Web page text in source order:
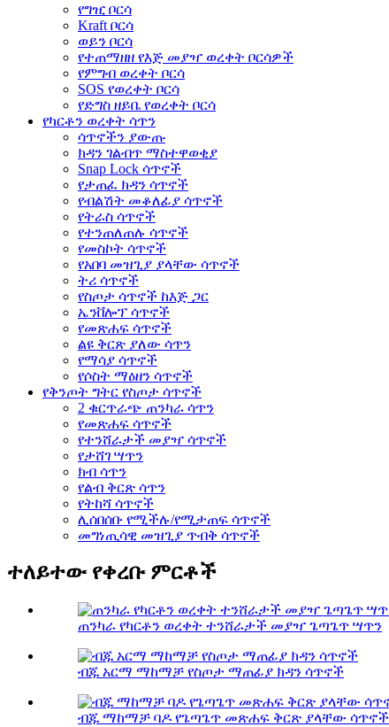
የግዢ ቦርሳ
Kraft ቦርሳ
ወይን ቦርሳ
የተጠማዘዘ የእጅ መያዣ ወረቀት ቦርሳዎች
የምግብ ወረቀት ቦርሳ
SOS የወረቀት ቦርሳ
የድግስ ዘይቤ የወረቀት ቦርሳ
የካርቶን ወረቀት ሳጥን
ሳጥኖችን ያውጡ
ክዳን ገልብጥ ማስተዋወቂያ
Snap Lock ሳጥኖች
የታጠፈ ክዳን ሳጥኖች
የብልሽት መቆለፊያ ሳጥኖች
የትራስ ሳጥኖች
የተንጠለጠሉ ሳጥኖች
የመስኮት ሳጥኖች
የአበባ መዝጊያ ያላቸው ሳጥኖች
ትሪ ሳጥኖች
የስጦታ ሳጥኖች ከእጅ ጋር
ኤንቨሎፕ ሳጥኖች
የመጽሐፍ ሳጥኖች
ልዩ ቅርጽ ያለው ሳጥን
የማሳያ ሳጥኖች
የሶስት ማዕዘን ሳጥኖች
የቅንጦት ግትር የስጦታ ሳጥኖች
2 ቁርጥራጭ ጠንካራ ሳጥን
የመጽሐፍ ሳጥኖች
የተንሸራታች መያዣ ሳጥኖች
የታሸገ ሣጥን
ክብ ሳጥን
የልብ ቅርጽ ሳጥን
የትከሻ ሳጥኖች
ሊሰበሰቡ የሚችሉ/የሚታጠፍ ሳጥኖች
መግነጢሳዊ መዝጊያ ጥብቅ ሳጥኖች
ተለይተው የቀረቡ ምርቶች
ጠንካራ የካርቶን ወረቀት ተንሸራታች መያዣ ጌጣጌጥ ሣጥን
ብጁ አርማ ማከማቻ የስጦታ ማጠፊያ ክዳን ሳጥኖች
ብጁ ማከማቻ ባዶ የጌጣጌጥ መጽሐፍ ቅርጽ ያላቸው ሳጥኖች